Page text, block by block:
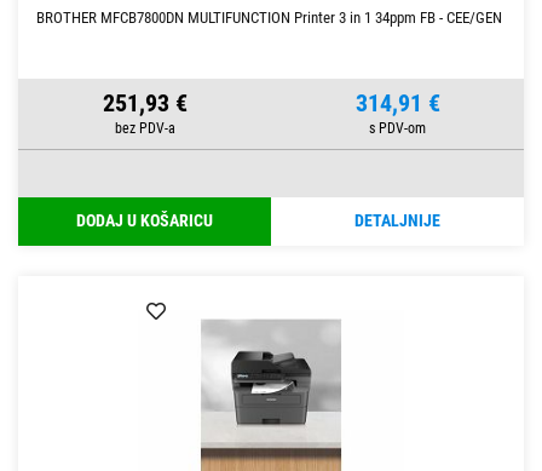
BROTHER MFCB7800DN MULTIFUNCTION Printer 3 in 1 34ppm FB - CEE/GEN
251,93 € 314,91 €
DODAJ U KOŠARICU DETALJNIJE